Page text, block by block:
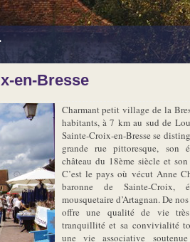
en-Bresse
Charmant petit village de la
habitants, à 7 km au sud de
Sainte-Croix-en-Bresse se
grande rue pittoresque, son
château du 18ème siècle et
C’est le pays où vécut Anne
baronne de Sainte-Croix,
mousquetaire d’Artagnan. De
offre une qualité de vie
tranquillité et sa convivialité
une vie associative